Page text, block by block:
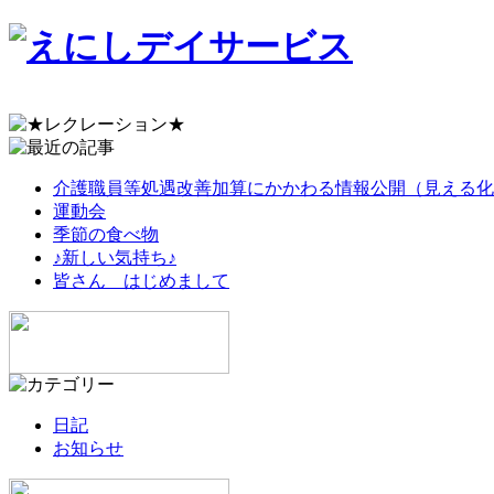
介護職員等処遇改善加算にかかわる情報公開（見える
運動会
季節の食べ物
♪新しい気持ち♪
皆さん はじめまして
日記
お知らせ